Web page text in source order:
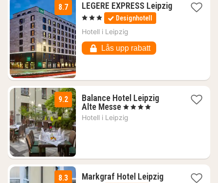
8.7
LEGERE EXPRESS Leipzig
1
natt
från
772
kr.
, 3 Stjärnor Designhotell
Hotell i Leipzig
Lås upp rabatt
9.2
Balance Hotel Leipzig
Alte Messe1
natt
från
, 4 Stjärnor
Hotell i Leipzig
8.3 Markgraf Hotel Leipzig1